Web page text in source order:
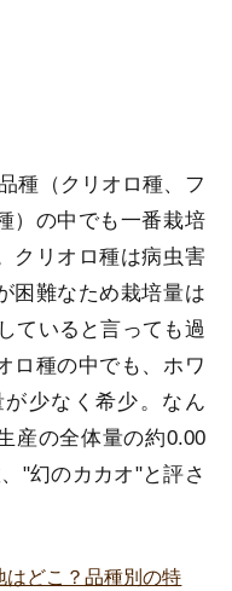
種（クリオロ種、フ
）の中でも一番栽培
クリオロ種は病虫害
困難なため栽培量は
ていると言っても過
ロ種の中でも、ホワ
少なく希少。なん
産の全体量の約0.00
"幻のカカオ"と評さ
どこ？品種別の特